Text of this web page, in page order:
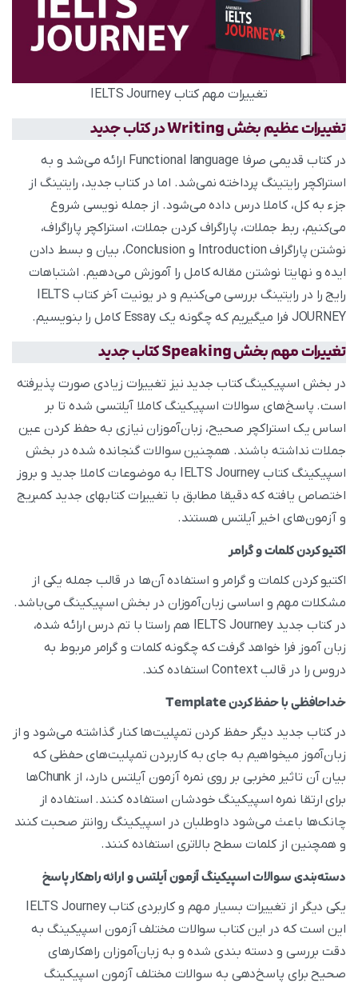
تغییرات مهم کتاب IELTS Journey
تغییرات عظیم بخش Writing در کتاب جدید
در کتاب قدیمی صرفا Functional language ارائه می‌شد و به
استراکچر رایتینگ پرداخته نمی‌شد. اما در کتاب جدید، رایتینگ از
جزء به کل، کاملا درس داده می‌شود. از جمله نویسی شروع
می‌کنیم، ربط جملات، پاراگراف‌ کردن جملات، استراکچر پاراگراف،
نوشتن پاراگراف Introduction و Conclusion، بیان و بسط دادن
ایده و نهایتا نوشتن مقاله کامل را آموزش می‌دهیم. اشتباهات
رایج را در رایتینگ بررسی می‌کنیم و در یونیت آخر کتاب IELTS
JOURNEY فرا میگیریم که چگونه یک Essay کامل را بنویسیم.
تغییرات مهم بخش Speaking کتاب جدید
در بخش اسپیکینگ کتاب جدید نیز تغییرات زیادی صورت پذیرفته
است. پاسخ‌های سوالات اسپیکینگ کاملا آیلتسی شده تا بر
اساس یک استراکچر صحیح، زبان‌آموزان نیازی به حفظ کردن عین
جملات نداشته باشند. همچنین سوالات گنجانده شده در بخش
اسپیکینگ کتاب IELTS Journey به موضوعات کاملا جدید و بروز
اختصاص یافته که دقیقا مطابق با تغییرات کتابهای جدید کمبریج
و آزمون‌های اخیر آیلتس هستند.
اکتیو کردن کلمات و گرامر
اکتیو کردن کلمات و گرامر و استفاده آن‌ها در قالب جمله یکی از
مشکلات مهم و اساسی زبان‌آموزان در بخش اسپیکینگ می‌باشد.
در کتاب جدید IELTS Journey هم راستا با تم درس ارائه شده،
زبان آموز فرا خواهد گرفت که چگونه کلمات و گرامر مربوط به
دروس را در قالب Context استفاده کند.
خداحافظی با حفظ کردن Template
در کتاب جدید دیگر حفظ کردن تمپلیت‌ها کنار گذاشته می‌شود و از
زبان‌آموز میخواهیم به جای به کاربردن تمپلیت‌های حفظی که
بیان آن تاثیر مخربی بر روی نمره آزمون آیلتس دارد، از Chunkها
برای ارتقا نمره اسپیکینگ خودشان استفاده کنند. استفاده از
چانک‌ها باعث می‌شود داوطلبان در اسپیکینگ روانتر صحبت کنند
و همچنین از کلمات سطح بالاتری استفاده کنند.
دسته‌بندی سوالات اسپیکینگ آزمون آیلتس و ارائه راهکار پاسخ
یکی دیگر از تغییرات بسیار مهم و کاربردی کتاب IELTS Journey
این است که در این کتاب سوالات مختلف آزمون اسپیکینگ به
دقت بررسی و دسته بندی شده و به زبان‌آموزان راهکارهای
صحیح برای پاسخ‌دهی به سوالات مختلف آزمون اسپیکینگ